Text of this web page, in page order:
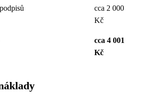
cca 2 000
Kč
cca 4 001
Kč